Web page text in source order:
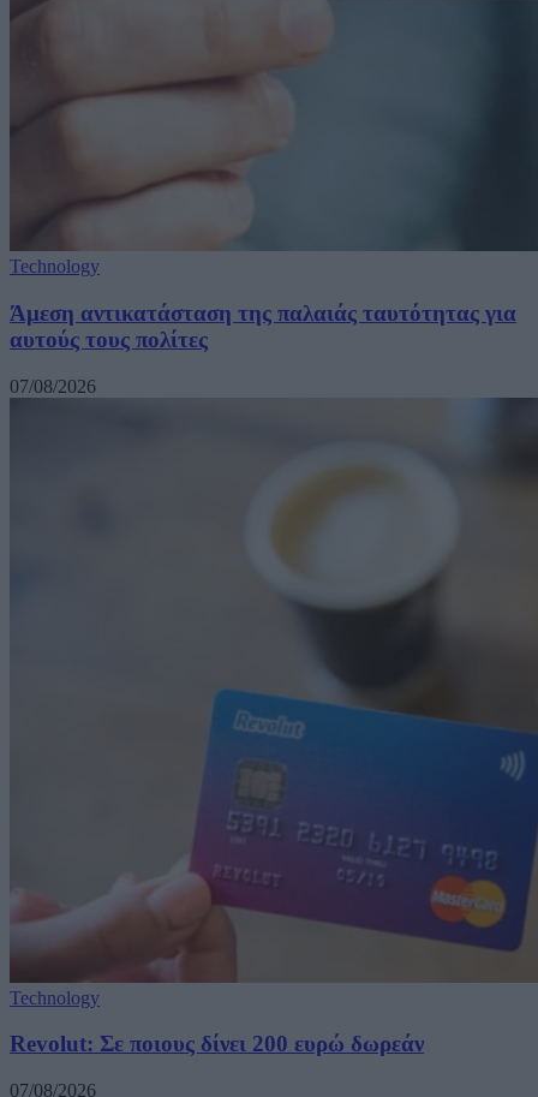
Technology
Άμεση αντικατάσταση της παλαιάς ταυτότητας για
αυτούς τους πολίτες
07/08/2026
Technology
Revolut: Σε ποιους δίνει 200 ευρώ δωρεάν
07/08/2026